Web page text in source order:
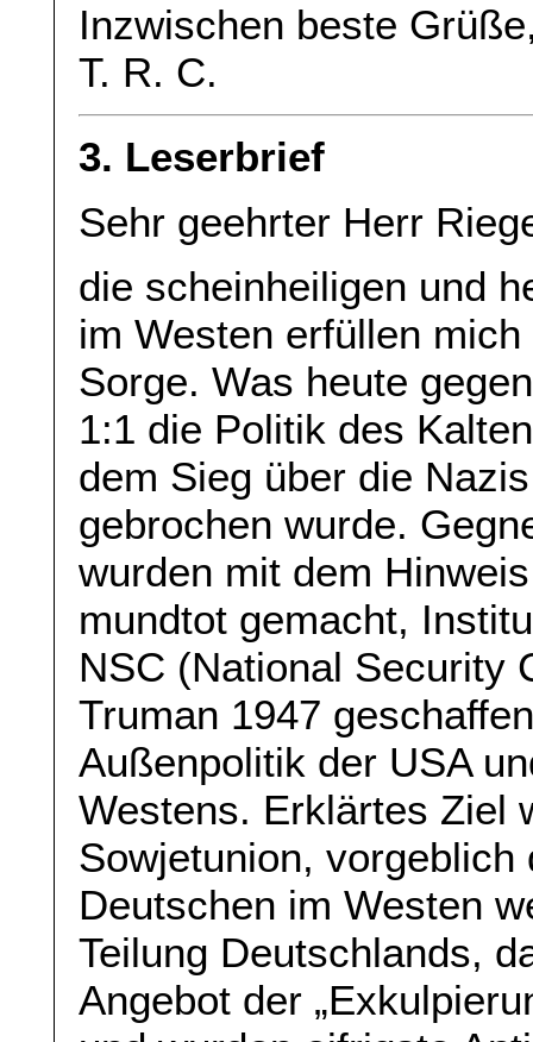
Inzwischen beste
T. R. C.
3. Leserbrief
Sehr geehrter Herr
die scheinheiligen und
im Westen erfüllen
Sorge. Was heute
1:1 die Politik des
dem Sieg über die
gebrochen wurde.
wurden mit dem
mundtot gemacht,
NSC (National Security
Truman 1947
Außenpolitik der USA
Westens. Erklärtes Ziel
Sowjetunion, vorgeblich
Deutschen im Westen
Teilung Deutschlands,
Angebot der